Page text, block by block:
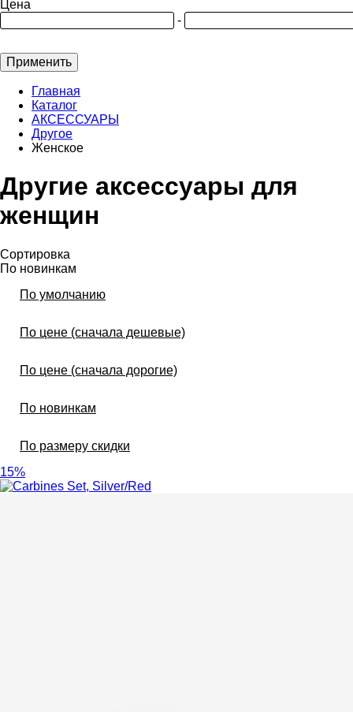
Цена
-
Применить
Главная
Каталог
АКСЕССУАРЫ
Другое
Женское
Другие аксессуары для
женщин
Сортировка
По новинкам
По умолчанию
По цене (сначала дешевые)
По цене (сначала дорогие)
По новинкам
По размеру скидки
15%